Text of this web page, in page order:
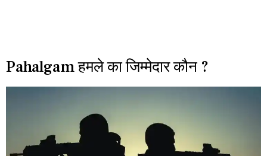
Pahalgam हमले का जिम्मेदार कौन ?